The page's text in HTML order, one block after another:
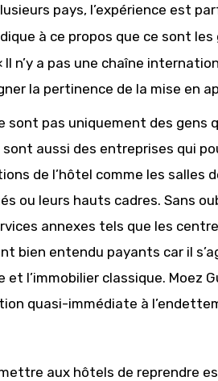
pays, l’expérience est
à ce propos que ce sont
n’y a pas une chaîne
la pertinence de la mise en
sont pas uniquement des gens
aussi des entreprises qui
de l’hôtel comme les salles
ou leurs hauts cadres. Sans
annexes tels que les
bien entendu payants car il
l’immobilier classique. Moez
quasi-immédiate à
aux hôtels de reprendre